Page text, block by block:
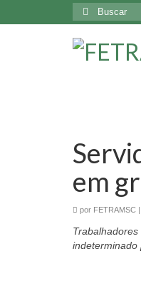
Buscar
por:
em
por FETRAMSC |
indeterminado